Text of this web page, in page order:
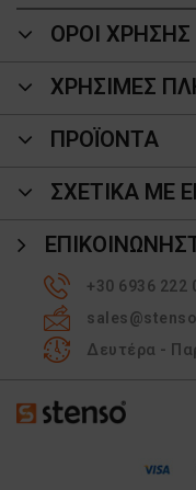
ΟΡΟΙ ΧΡΗΣΗΣ
ΧΡΗΣΙΜΕΣ
ΠΡΟΪΌΝΤΑ
ΣΧΕΤΙΚΑ ΜΕ
+30 6936 222
Δευτέρα -